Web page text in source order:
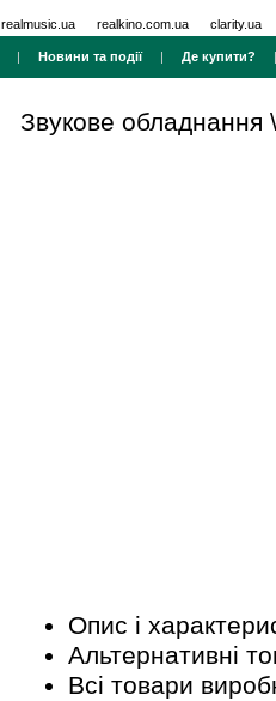
realmusic.ua realkino.com.ua clarity.ua
| Новини та події| Де купити?
Звукове обладнання
Опис і
Альтернативні
Всі товари